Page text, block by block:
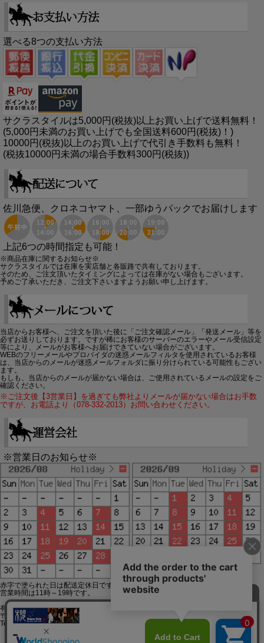
選べる8つの支払い方法
サクラスタイルは5,000円(税抜)以上お買い上げで送料無料！
(5,000円未満のお買い上げでも全国送料600円(税抜)！)
10000円(税抜)以上のお買い上げで代引き手数料も無料！
(税抜10000円未満の場合手数料300円(税抜))
佐川急便、クロネコヤマト、一部ゆうパックでお届けします
上記6つの時間指定も可能！
※商品在庫に関するお知らせ※
サクラスタイルでは在庫を実店舗と各販路で共有しております。
そのため、ご注文頂いたタイミングによっては在庫がない場合もございます。
予めご了承いただき、ご注文下さいますようお願い申し上げます。
当店からお客様へ、ご注文を頂いた後に「ご注文確認メール」「発送メール」等を
必ずお送りしております。ですが稀にお客様のサーバーのエラーやメール受信設定
等により、メールがお客様へお届けできていない場合がございます。
WEBのフリーメールやプロバイダの迷惑メールフィルタを使用されているお客様
は、当店からのメールが迷惑メールフォルダに振り分けられている可能性もござい
ます。
もしも、当店からのメールが届かない場合は、ご使用されているメールの設定をご
確認ください。
※ご注文後【3営業日】を過ぎても弊社よりメールが届かない場合はお手数
ですが、お電話より（078-332-2013）お問い合わせください。
※営業日のお知らせ※
赤字で塗られた日は配送定休日です。
営業時間は11時～19時です。
有限会社ジップジップ SakuraStyle通販事業部
〒650-0021 神戸市中央区三宮町3-9-19イトウビル1,4F
Tel:078-332-2013 FAX:078-333-6644